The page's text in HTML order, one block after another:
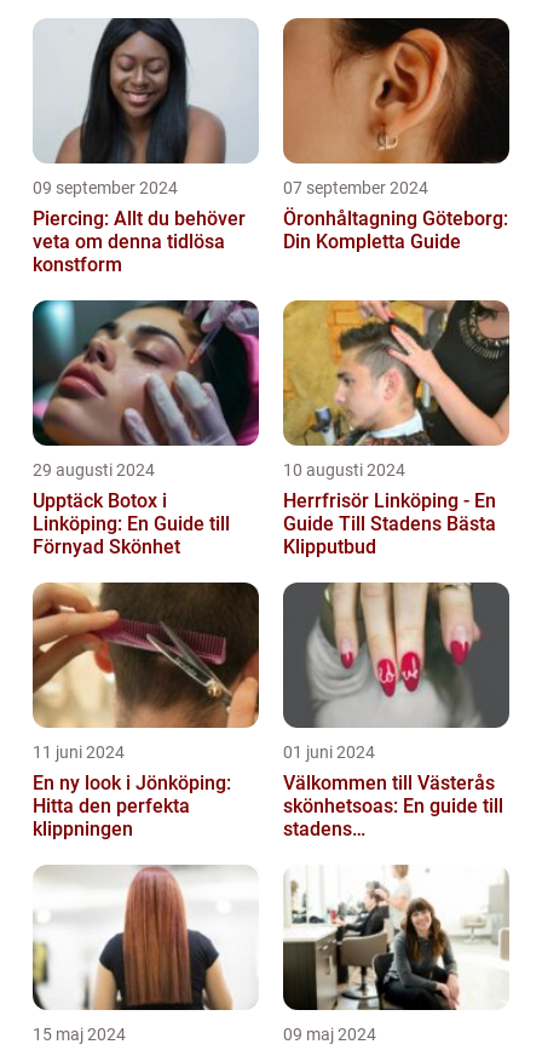
09 september 2024
Piercing: Allt du behöver
veta om denna tidlösa
konstform
07 september 2024
Öronhåltagning Göteborg:
Din Kompletta Guide
29 augusti 2024
Upptäck Botox i
Linköping: En Guide till
Förnyad Skönhet
10 augusti 2024
Herrfrisör Linköping - En
Guide Till Stadens Bästa
Klipputbud
11 juni 2024
En ny look i Jönköping:
Hitta den perfekta
klippningen
01 juni 2024
Välkommen till Västerås
skönhetsoas: En guide till
stadens
15 maj 2024 09 maj 2024